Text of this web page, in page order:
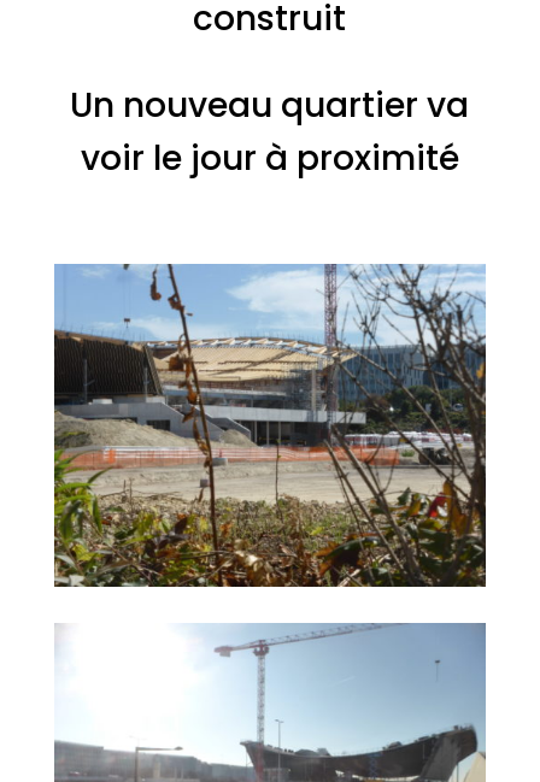
construit
Un nouveau quartier va
voir le jour à proximité